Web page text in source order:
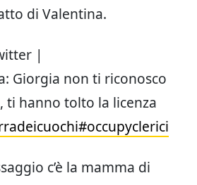
di Valentina.
|
Giorgia non ti riconosco
ti hanno tolto la licenza
#occupyclerici
c’è la mamma di